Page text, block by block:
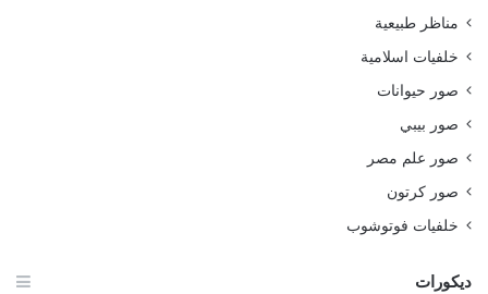
مناظر طبيعية
خلفيات اسلامية
صور حيوانات
صور بيبي
صور علم مصر
صور كرتون
خلفيات فوتوشوب
ديكورات